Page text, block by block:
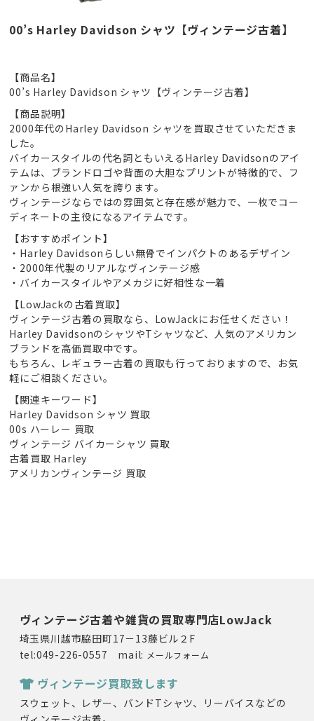
00’s Harley Davidson シャツ【ヴィンテージ古着】
【商品名】
00’s Harley Davidson シャツ【ヴィンテージ古着】
【商品説明】
2000年代のHarley Davidson シャツを買取させていただきま
した。
バイカースタイルの代名詞ともいえるHarley Davidsonのアイ
テムは、ブランドロゴや背面の大胆なプリントが特徴的で、フ
ァンから根強い人気を誇ります。
ヴィンテージならではの雰囲気と存在感が魅力で、一枚でコー
ディネートの主役になるアイテムです。
【おすすめポイント】
・Harley Davidsonらしい無骨でインパクトのあるデザイン
・2000年代製のリアルなヴィンテージ感
・バイカースタイルやアメカジに好相性な一着
【LowJackの古着買取】
ヴィンテージ古着の買取なら、LowJackにお任せください！
Harley DavidsonのシャツやTシャツなど、人気のアメリカン
ブランドを高価買取中です。
もちろん、レギュラー古着の買取も行っておりますので、お気
軽にご相談ください。
【関連キーワード】
Harley Davidson シャツ 買取
00s ハーレー 買取
ヴィンテージ バイカーシャツ 買取
古着買取 Harley
アメリカンヴィンテージ 買取
ヴィンテージ古着や雑貨の買取専門店LowJack
埼玉県川越市脇田町17－13藤ビル２F
tel:049-226-0557 mail: メールフォーム
ヴィンテージ買取致します
スウェット、レザー、バンドTシャツ、リーバイスなどの